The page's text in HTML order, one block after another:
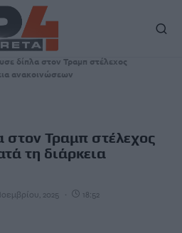
δίπλα στον Τραμπ στέλεχος
ανακοινώσεων
στον Τραμπ στέλεχος
τη διάρκεια
2025 18:52